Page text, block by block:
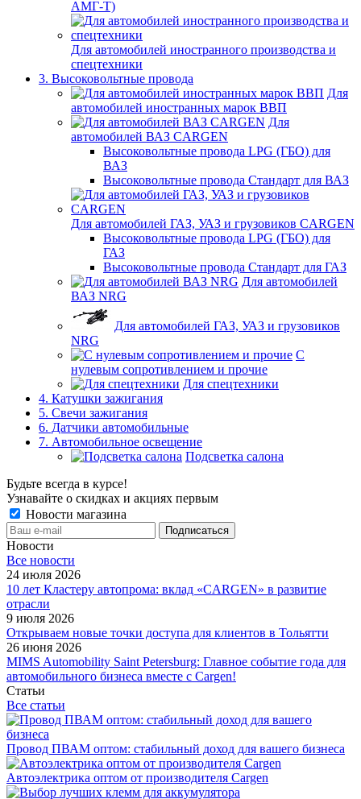
АМГ-Т)
Для автомобилей иностранного производства и
спецтехники
3. Высоковольтные провода
Для
автомобилей иностранных марок ВВП
Для
автомобилей ВАЗ CARGEN
Высоковольтные провода LPG (ГБО) для
ВАЗ
Высоковольтные провода Стандарт для ВАЗ
Для автомобилей ГАЗ, УАЗ и грузовиков CARGEN
Высоковольтные провода LPG (ГБО) для
ГАЗ
Высоковольтные провода Стандарт для ГАЗ
Для автомобилей
ВАЗ NRG
Для автомобилей ГАЗ, УАЗ и грузовиков
NRG
С
нулевым сопротивлением и прочие
Для спецтехники
4. Катушки зажигания
5. Свечи зажигания
6. Датчики автомобильные
7. Автомобильное освещение
Подсветка салона
Будьте всегда в курсе!
Узнавайте о скидках и акциях первым
Новости магазина
Новости
Все новости
24 июля 2026
10 лет Кластеру автопрома: вклад «CARGEN» в развитие
отрасли
9 июля 2026
Открываем новые точки доступа для клиентов в Тольятти
26 июня 2026
MIMS Automobility Saint Petersburg: Главное событие года для
автомобильного бизнеса вместе с Cargen!
Статьи
Все статьи
Провод ПВАМ оптом: стабильный доход для вашего бизнеса
Автоэлектрика оптом от производителя Cargen